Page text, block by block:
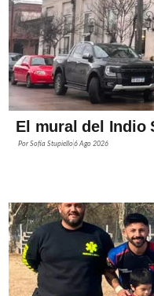
El mural del Indio
PorSofía Stupiello6 Ago 2026